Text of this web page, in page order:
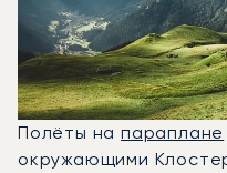
Полёты напараплане
окружающими